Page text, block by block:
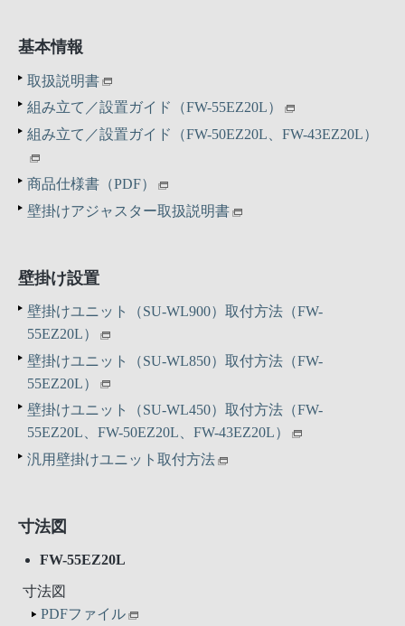
基本情報
取扱説明書
組み立て／設置ガイド（FW-55EZ20L）
組み立て／設置ガイド（FW-50EZ20L、FW-43EZ20L）
商品仕様書（PDF）
壁掛けアジャスター取扱説明書
壁掛け設置
壁掛けユニット（SU-WL900）取付方法（FW-
55EZ20L）
壁掛けユニット（SU-WL850）取付方法（FW-
55EZ20L）
壁掛けユニット（SU-WL450）取付方法（FW-
55EZ20L、FW-50EZ20L、FW-43EZ20L）
汎用壁掛けユニット取付方法
寸法図
FW-55EZ20L
寸法図
PDFファイル